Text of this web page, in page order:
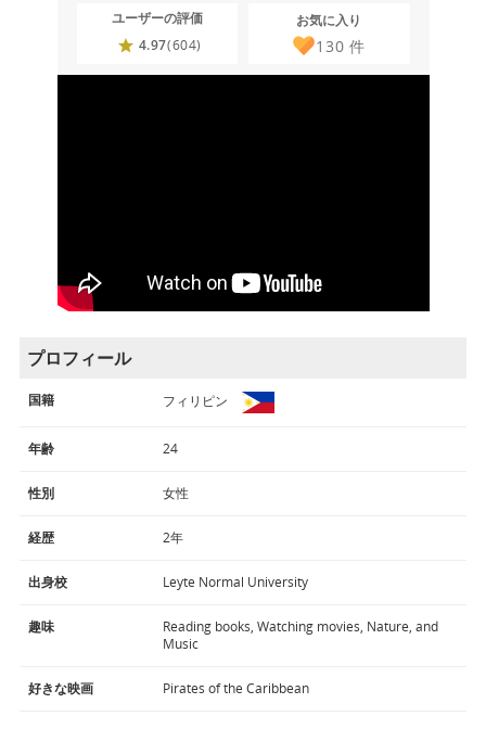
ユーザーの評価
4.97(604)
お気に入り
130 件
プロフィール
国籍 フィリピン
年齢 24
性別 女性
経歴 2年
出身校 Leyte Normal University
趣味
Reading books, Watching movies, Nature, and
Music
好きな映画 Pirates of the Caribbean